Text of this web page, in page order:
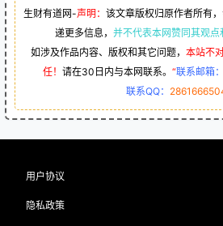
生财有道网-声明： 该文章版权归原作者所有
递更多信息， 并不代表本网赞同其观点
如涉及作品内容、版权和其它问题， 本站不
任！ 请在30日内与本网联系。 “联系邮箱
联系QQ：
用户协议
隐私政策